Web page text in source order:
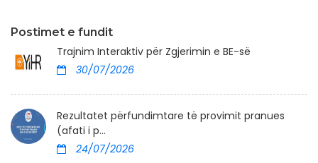
Postimet e fundit
Trajnim Interaktiv për Zgjerimin e BE-së
30/07/2026
Rezultatet përfundimtare të provimit pranues
(afati i p...
24/07/2026